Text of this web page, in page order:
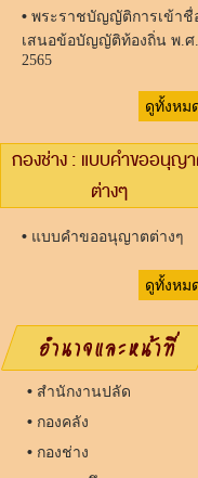
• พระราชบัญญัติการเข้าชื่
เสนอข้อบัญญัติท้องถิ่น พ.ศ.
2565
ดูทั้งหม
กองช่าง : แบบคำขออนุญ
ต่างๆ
• แบบคำขออนุญาตต่างๆ
ดูทั้งหม
• สํานักงานปลัด
• กองคลัง
• กองช่าง